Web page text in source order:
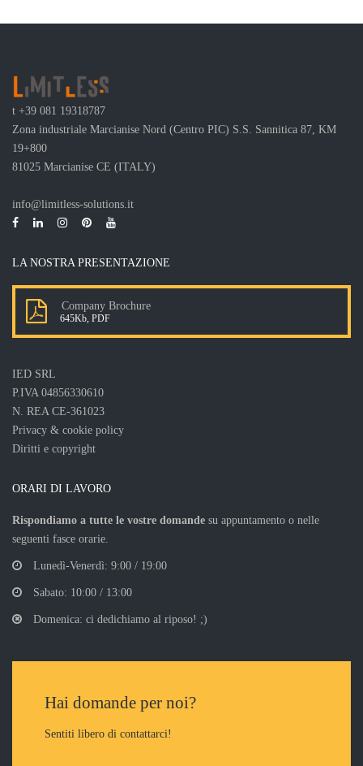
t +39 081 19318787
Zona industriale Marcianise Nord (Centro PIC) S.S. Sannitica 87, KM
19+800
81025 Marcianise CE (ITALY)
info@limitless-solutions.it
LA NOSTRA PRESENTAZIONE
Company Brochure
645Kb, PDF
IED SRL
P.IVA 04856330610
N. REA CE-361023
Privacy & cookie policy
Diritti e copyright
ORARI DI LAVORO
Rispondiamo a tutte le vostre domande su appuntamento o nelle
seguenti fasce orarie.
Lunedì-Venerdì: 9:00 / 19:00
Sabato: 10:00 / 13:00
Domenica: ci dedichiamo al riposo! ;)
Hai domande per noi?
Sentiti libero di contattarci!